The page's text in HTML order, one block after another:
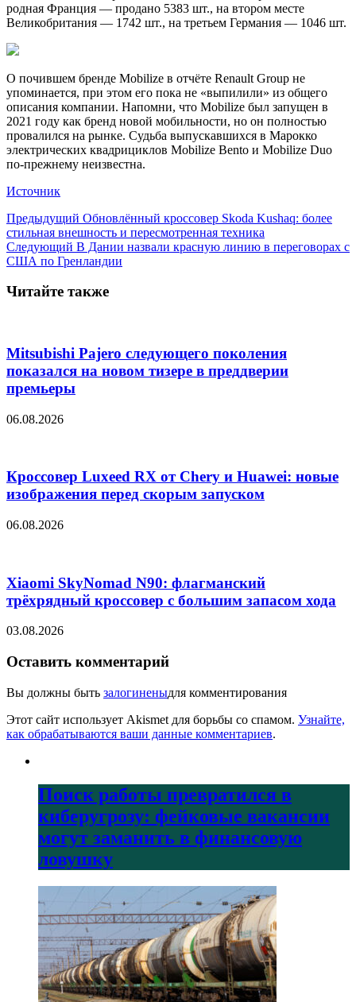
родная Франция — продано 5383 шт., на втором месте
Великобритания — 1742 шт., на третьем Германия — 1046 шт.
О почившем бренде Mobilize в отчёте Renault Group не
упоминается, при этом его пока не «выпилили» из общего
описания компании. Напомни, что Mobilize был запущен в
2021 году как бренд новой мобильности, но он полностью
провалился на рынке. Судьба выпускавшихся в Марокко
электрических квадрициклов Mobilize Bento и Mobilize Duo
по-прежнему неизвестна.
Источник
Предыдущий Обновлённый кроссовер Skoda Kushaq: более
стильная внешность и пересмотренная техника
Следующий В Дании назвали красную линию в переговорах с
США по Гренландии
Читайте также
Mitsubishi Pajero следующего поколения
показался на новом тизере в преддверии
премьеры
06.08.2026
Кроссовер Luxeed RX от Chery и Huawei: новые
изображения перед скорым запуском
06.08.2026
Xiaomi SkyNomad N90: флагманский
трёхрядный кроссовер с большим запасом хода
03.08.2026
Оставить комментарий
Вы должны быть залогиненыдля комментирования
Этот сайт использует Akismet для борьбы со спамом. Узнайте,
как обрабатываются ваши данные комментариев.
Поиск работы превратился в
киберугрозу: фейковые вакансии
могут заманить в финансовую
ловушку